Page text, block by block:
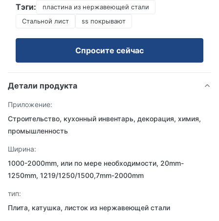
Тэги:
пластина из нержавеющей стали
Стальной лист
ss покрывают
Спросите сейчас
Детали продукта
Приложение:
Строительство, кухонный инвентарь, декорация, химия,
промышленность
Ширина:
1000-2000mm, или по мере необходимости, 20mm-
1250mm, 1219/1250/1500,7mm-2000mm
тип:
Плита, катушка, листок из нержавеющей стали